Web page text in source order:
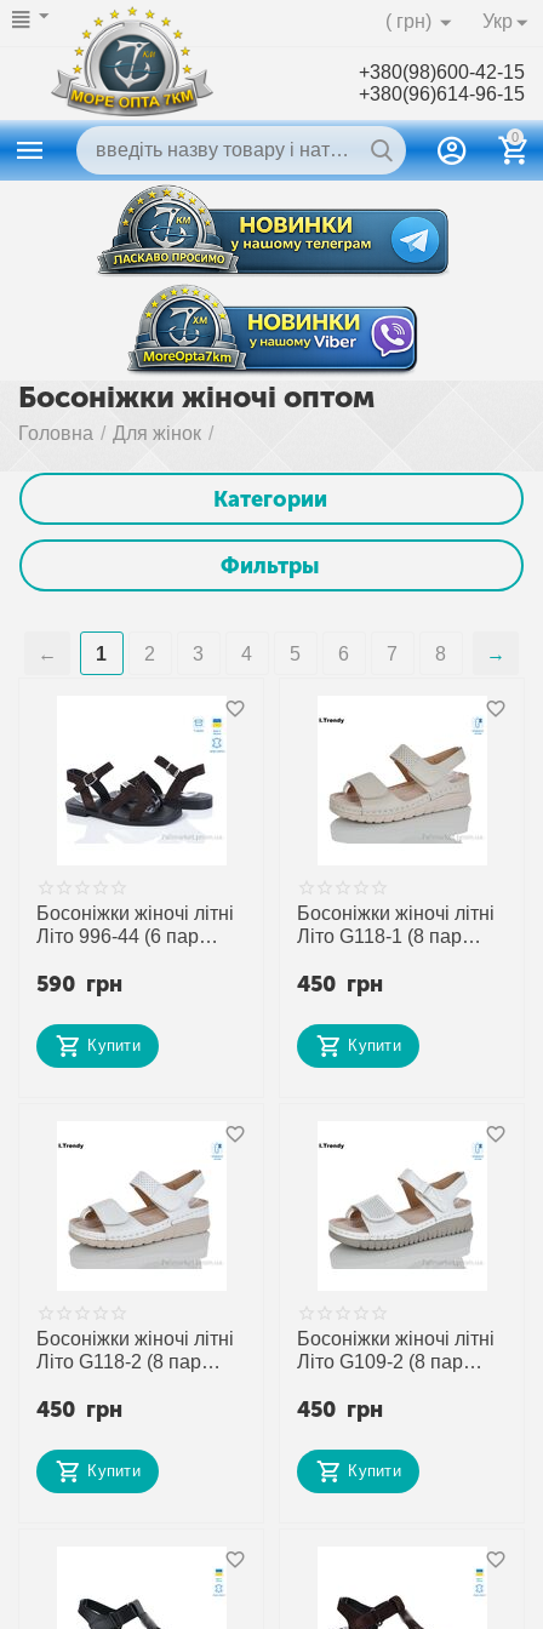
Укр
( грн)
+380(98)600-42-15
+380(96)614-96-15
0
Босоніжки жіночі оптом
Головна / Для жінок /
Категории
Фильтры
1 2 3 4 5 6 7 8
Босоніжки жіночі літні
Літо 996-44 (6 пар
недорого оптом від
постачальника
590 грн
Купити
Босоніжки жіночі літні
Літо G118-1 (8 пар
недорого оптом від
постачальника
450 грн
Купити
Босоніжки жіночі літні
Літо G118-2 (8 пар
недорого оптом від
постачальника
450 грн
Купити
Босоніжки жіночі літні
Літо G109-2 (8 пар
недорого оптом від
постачальника
450 грн
Купити